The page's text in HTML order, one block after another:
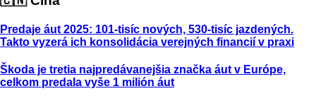
Predaje áut 2025: 101-tisíc nových, 530-tisíc jazdených.
Takto vyzerá ich konsolidácia verejných financií v praxi
Škoda je tretia najpredávanejšia značka áut v Európe,
celkom predala vyše 1 milión áut